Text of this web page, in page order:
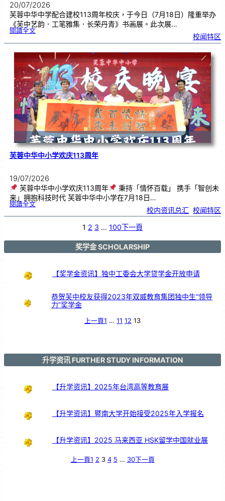
20/07/2026
芙蓉中华中学配合建校113周年校庆，于今日（7月18日）隆重举办
《芙中艺韵．工笔雅集．长荣丹青》书画展。此次展…
閱讀全文:《
艺
．
工
笔
雅
集
．
长
荣
丹
青
》
书
画
展
开
幕
校闻特区
芙蓉中华中小学欢庆113周年
19/07/2026
芙蓉中华中小学欢庆113周年
秉持「情怀百载」 携手「智创未
来」拥抱科技时代 芙蓉中华中小学在7月18日…
閱讀全文:芙
华
1
年
校内资讯总汇 校闻特区
1 2 3 … 100下一頁
奖学金 SCHOLARSHIP
【奖学金资讯】独中工委会大学贷学金开放申请
恭贺芙中校友获得2023年双威教育集团独中生“领导
力”奖学金
上一頁1 … 11 12 13
升学资讯 FURTHER STUDY INFORMATION
【升学资讯】2025年台湾高等教育展
【升学资讯】暨南大学开始接受2025年入学报名
【升学资讯】2025 马来西亚 HSK留学中国就业展
上一頁1 2 3 4 5 … 30下一頁